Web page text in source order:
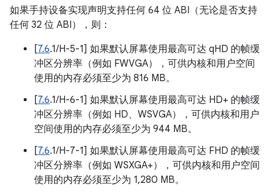
如果手持设备实现声明支持任何 64 位 ABI（无论是否支持
任何 32 位 ABI），则：
[7.6.1/H-5-1] 如果默认屏幕使用最高可达 qHD 的帧缓
冲区分辨率（例如 FWVGA），可供内核和用户空间
使用的内存必须至少为 816 MB。
[7.6.1/H-6-1] 如果默认屏幕使用最高可达 HD+ 的帧缓
冲区分辨率（例如 HD、WSVGA），可供内核和用户
空间使用的内存必须至少为 944 MB。
[7.6.1/H-7-1] 如果默认屏幕使用最高可达 FHD 的帧缓
冲区分辨率（例如 WSXGA+），可供内核和用户空间
使用的内存必须至少为 1,280 MB。